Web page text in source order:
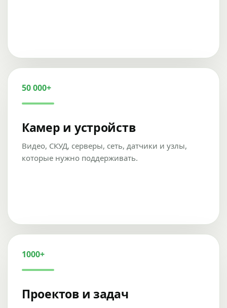
50 000+
Камер и устройств
Видео, СКУД, серверы, сеть, датчики и узлы,
которые нужно поддерживать.
1000+
Проектов и задач